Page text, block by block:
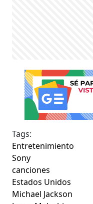
Tags:
Entretenimiento
Sony
canciones
Estados Unidos
Michael Jackson